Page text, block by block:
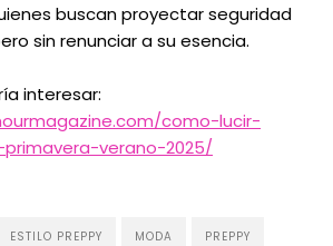
buscan proyectar seguridad
sin renunciar a su esencia.
interesar:
como-lucir-
verano-2025/
ESTILO PREPPY MODA PREPPY